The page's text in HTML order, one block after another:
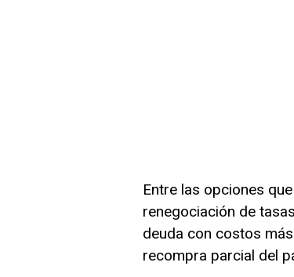
Entre las opciones
renegociación de
deuda con costos
recompra parcial del